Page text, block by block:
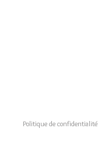
Politique de confidentialité